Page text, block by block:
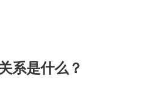
系是什么？